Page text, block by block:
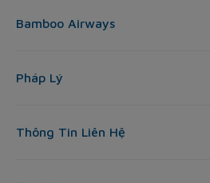
Bamboo Airways
Pháp Lý
Thông Tin Liên Hệ